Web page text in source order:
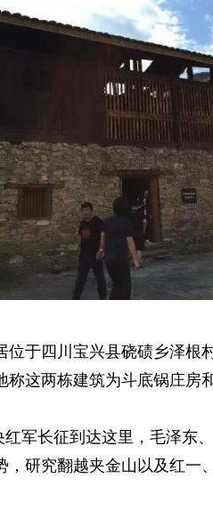
于四川宝兴县硗碛乡泽根
称这两栋建筑为斗底锅庄房
长征到达这里，毛泽东
，研究翻越夹金山以及红一